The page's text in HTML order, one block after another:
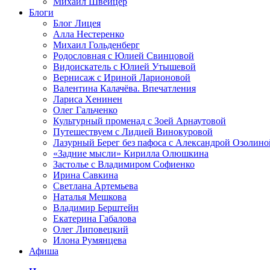
Блоги
Блог Лицея
Алла Нестеренко
Михаил Гольденберг
Родословная с Юлией Свинцовой
Видоискатель с Юлией Утышевой
Вернисаж с Ириной Ларионовой
Валентина Калачёва. Впечатления
Лариса Хенинен
Олег Гальченко
Культурный променад с Зоей Арнаутовой
Путешествуем с Лидией Винокуровой
Лазурный Берег без пафоса с Александрой
«Задние мысли» Кирилла Олюшкина
Застолье с Владимиром Софиенко
Ирина Савкина
Светлана Артемьева
Наталья Мешкова
Владимир Берштейн
Екатерина Габалова
Олег Липовецкий
Илона Румянцева
Афиша